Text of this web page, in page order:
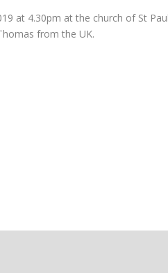
at 4.30pm at the church of St
from the UK.